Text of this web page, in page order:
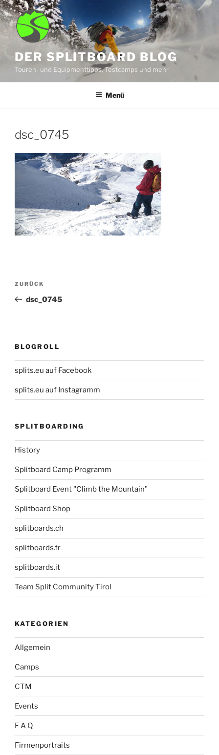
Zum
Inhalt
springen
DER SPLITBOARD BLOG
Touren- und Equipmenttipps, Testcamps und mehr
Menü
dsc_0745
Beitragsnavigation
Vorheriger
Beitrag
ZURÜCK
dsc_0745
BLOGROLL
splits.eu auf Facebook
splits.eu auf Instagramm
SPLITBOARDING
History
Splitboard Camp Programm
Splitboard Event "Climb the Mountain"
Splitboard Shop
splitboards.ch
splitboards.fr
splitboards.it
Team Split Community Tirol
KATEGORIEN
Allgemein
Camps
CTM
Events
F A Q
Firmenportraits